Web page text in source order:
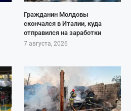
Гражданин Молдовы
скончался в Италии, куда
отправился на заработки
7 августа, 2026